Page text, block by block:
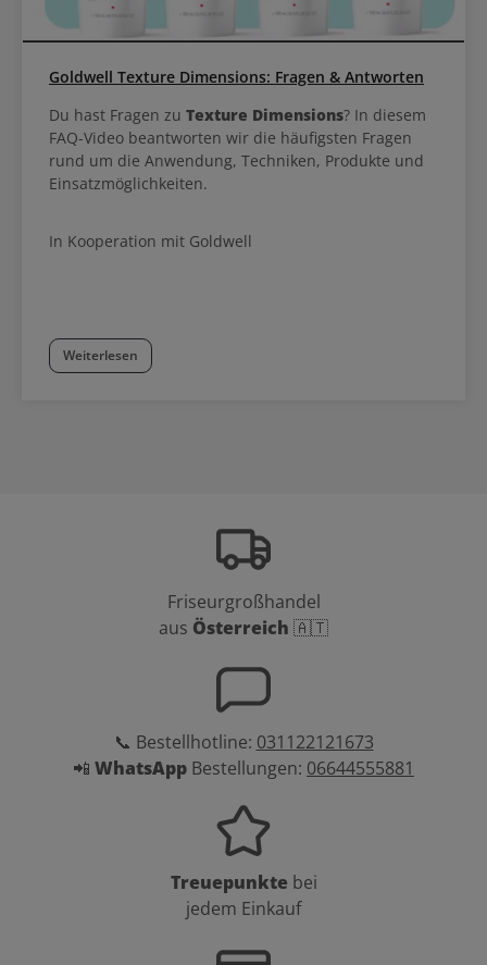
Goldwell Texture Dimensions: Fragen & Antworten
Du hast Fragen zu Texture Dimensions? In diesem
FAQ-Video beantworten wir die häufigsten Fragen
rund um die Anwendung, Techniken, Produkte und
Einsatzmöglichkeiten.
In Kooperation mit Goldwell
Weiterlesen
Friseurgroßhandel
aus Österreich 🇦🇹
📞 Bestellhotline: 031122121673
📲 WhatsApp Bestellungen: 06644555881
Treuepunkte bei
jedem Einkauf